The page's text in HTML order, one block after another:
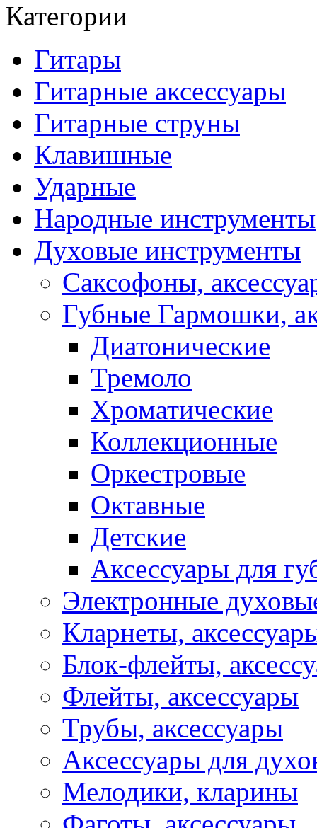
Категории
Гитары
Гитарные аксессуары
Гитарные струны
Клавишные
Ударные
Народные инструменты
Духовые инструменты
Саксофоны,
Губные Гармошки,
Диатонические
Тремоло
Хроматические
Коллекционные
Оркестровые
Октавные
Детские
Аксессуары для
Электронные
Кларнеты,
Блок-флейты,
Флейты, аксессуары
Трубы, аксессуары
Аксессуары для
Мелодики, кларины